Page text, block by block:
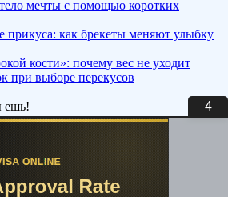
3
мечты с помощью коротких
прикуса: как брекеты меняют улыбку
кости»: почему вес не уходит
при выборе перекусов
ешь!